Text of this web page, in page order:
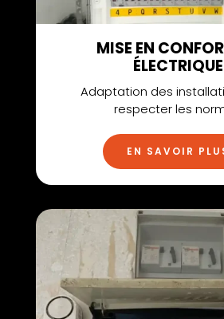
MISE EN
ÉLECTRIQUE
Adaptation des
respecter les
EN SAVOIR